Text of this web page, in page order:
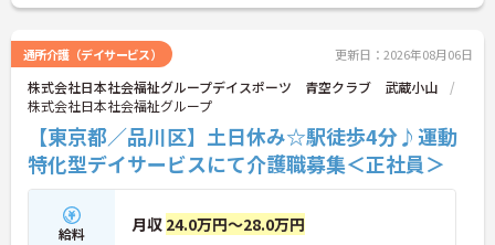
通所介護（デイサービス） 更新日：2026年08月06日
株式会社日本社会福祉グループデイスポーツ 青空クラブ 武蔵小山
株式会社日本社会福祉グループ
【東京都／品川区】土日休み☆駅徒歩4分♪運動
特化型デイサービスにて介護職募集＜正社員＞
給料 月収 24.0万円～28.0万円